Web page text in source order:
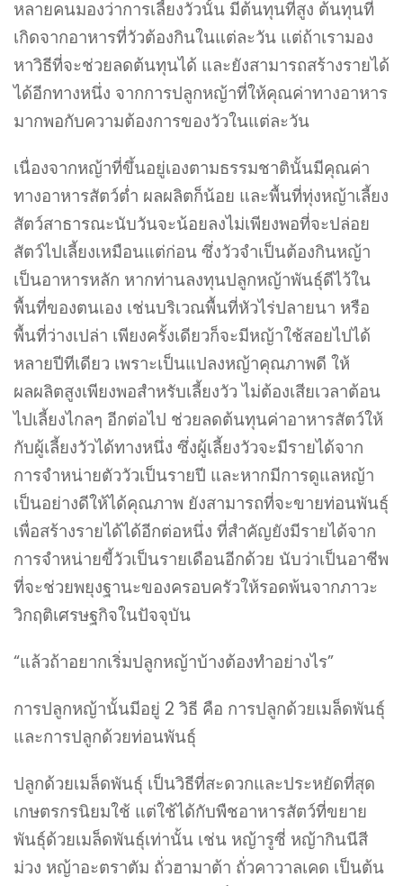
หลายคนมองว่าการเลี้ยงวัวนั้น มีต้นทุนที่สูง ต้นทุนที่
เกิดจากอาหารที่วัวต้องกินในแต่ละวัน แต่ถ้าเรามอง
หาวิธีที่จะช่วยลดต้นทุนได้ และยังสามารถสร้างรายได้
ได้อีกทางหนึ่ง จากการปลูกหญ้าที่ให้คุณค่าทางอาหาร
มากพอกับความต้องการของวัวในแต่ละวัน
เนื่องจากหญ้าที่ขึ้นอยู่เองตามธรรมชาตินั้นมีคุณค่า
ทางอาหารสัตว์ต่ำ ผลผลิตก็น้อย และพื้นที่ทุ่งหญ้าเลี้ยง
สัตว์สาธารณะนับวันจะน้อยลงไม่เพียงพอที่จะปล่อย
สัตว์ไปเลี้ยงเหมือนแต่ก่อน ซึ่งวัวจำเป็นต้องกินหญ้า
เป็นอาหารหลัก หากท่านลงทุนปลูกหญ้าพันธุ์ดีไว้ใน
พื้นที่ของตนเอง เช่นบริเวณพื้นที่หัวไร่ปลายนา หรือ
พื้นที่ว่างเปล่า เพียงครั้งเดียวก็จะมีหญ้าใช้สอยไปได้
หลายปีทีเดียว เพราะเป็นแปลงหญ้าคุณภาพดี ให้
ผลผลิตสูงเพียงพอสำหรับเลี้ยงวัว ไม่ต้องเสียเวลาต้อน
ไปเลี้ยงไกลๆ อีกต่อไป ช่วยลดต้นทุนค่าอาหารสัตว์ให้
กับผู้เลี้ยงวัวได้ทางหนึ่ง ซึ่งผู้เลี้ยงวัวจะมีรายได้จาก
การจำหน่ายตัววัวเป็นรายปี และหากมีการดูแลหญ้า
เป็นอย่างดีให้ได้คุณภาพ ยังสามารถที่จะขายท่อนพันธุ์
เพื่อสร้างรายได้ได้อีกต่อหนึ่ง ที่สำคัญยังมีรายได้จาก
การจำหน่ายขี้วัวเป็นรายเดือนอีกด้วย นับว่าเป็นอาชีพ
ที่จะช่วยพยุงฐานะของครอบครัวให้รอดพ้นจากภาวะ
วิกฤติเศรษฐกิจในปัจจุบัน
“แล้วถ้าอยากเริ่มปลูกหญ้าบ้างต้องทำอย่างไร”
การปลูกหญ้านั้นมีอยู่ 2 วิธี คือ การปลูกด้วยเมล็ดพันธุ์
และการปลูกด้วยท่อนพันธุ์
ปลูกด้วยเมล็ดพันธุ์ เป็นวิธีที่สะดวกและประหยัดที่สุด
เกษตรกรนิยมใช้ แต่ใช้ได้กับพืชอาหารสัตว์ที่ขยาย
พันธุ์ด้วยเมล็ดพันธุ์เท่านั้น เช่น หญ้ารูซี่ หญ้ากินนีสี
ม่วง หญ้าอะตราตัม ถั่วฮามาต้า ถั่วคาวาลเคด เป็นต้น